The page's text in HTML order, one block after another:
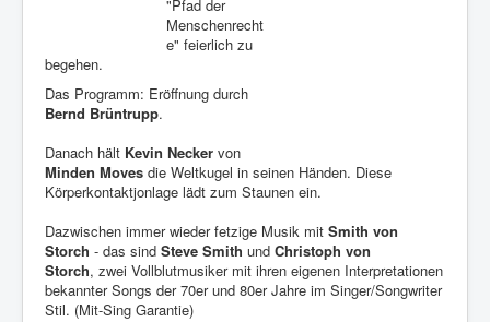
"Pfad der
Menschenrecht
e" feierlich zu
begehen.
Das Programm: Eröffnung durch
Bernd Brüntrupp.
Danach hält Kevin Necker von
Minden Moves die Weltkugel in seinen Händen. Diese
Körperkontaktjonlage lädt zum Staunen ein.
Dazwischen immer wieder fetzige Musik mit Smith von
Storch - das sind Steve Smith und Christoph von
Storch, zwei Vollblutmusiker mit ihren eigenen Interpretationen
bekannter Songs der 70er und 80er Jahre im Singer/Songwriter
Stil. (Mit-Sing Garantie)